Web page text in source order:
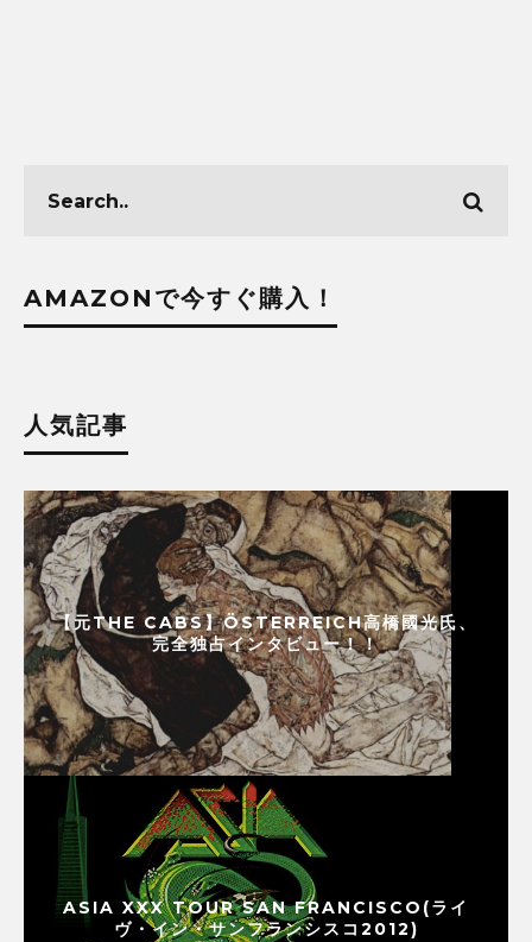
AMAZONで今すぐ購入！
人気記事
【元THE CABS】ÖSTERREICH高橋國光氏、
完全独占インタビュー！！
ASIA XXX TOUR SAN FRANCISCO(ライ
ヴ・イン・サンフランシスコ2012)